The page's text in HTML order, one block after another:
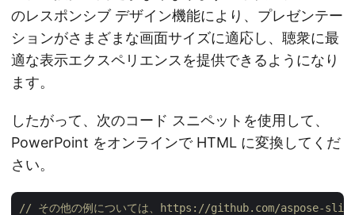
のレスポンシブ デザイン機能により、プレゼンテー
ションがさまざまな画面サイズに適応し、聴衆に最
適な表示エクスペリエンスを提供できるようになり
ます。
したがって、次のコード スニペットを使用して、
PowerPoint をオンラインで HTML に変換してくだ
さい。
// その他の例については、https://github.com/aspose-